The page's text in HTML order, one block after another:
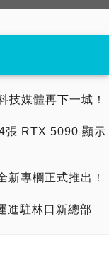
技媒體再下一城！
張 RTX 5090 顯示
新專欄正式推出！
進駐林口新總部